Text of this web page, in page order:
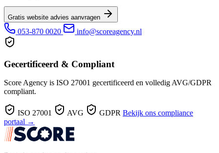
Gratis website advies aanvragen
053-870 0020 info@scoreagency.nl
Gecertificeerd & Compliant
Score Agency is ISO 27001 gecertificeerd en volledig AVG/GDPR
compliant.
ISO 27001 AVG GDPR Bekijk ons compliance
portaal →